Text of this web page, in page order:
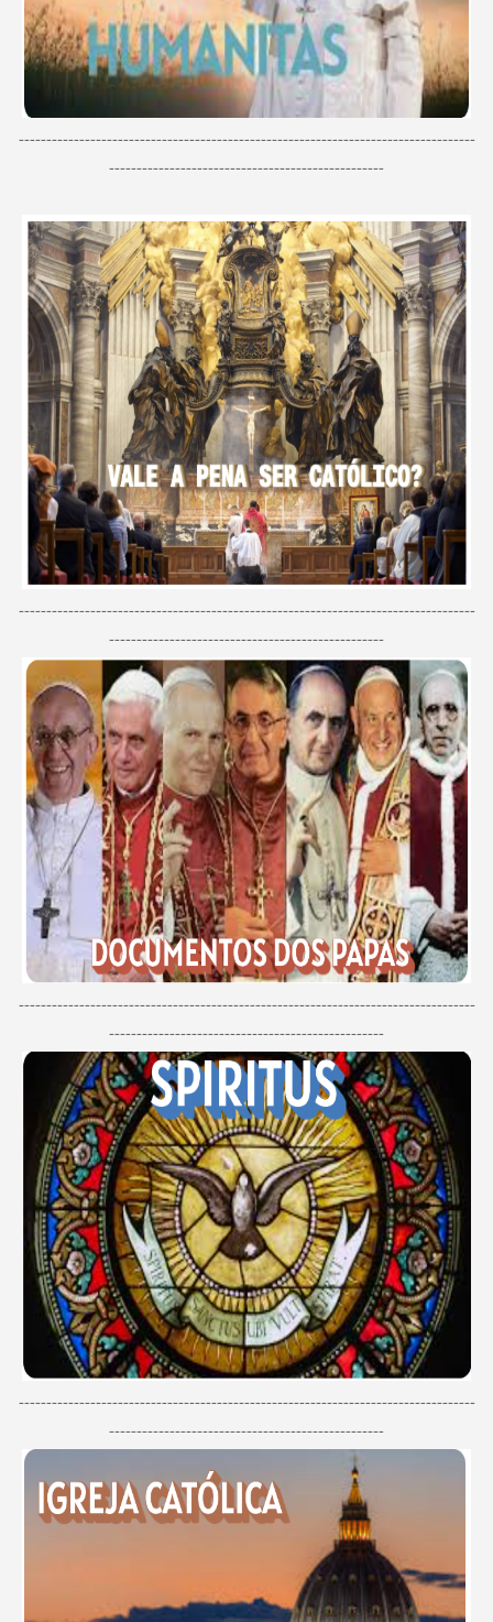
-----------------------------------------------------------------------------------
--------------------------------------------------
-----------------------------------------------------------------------------------
--------------------------------------------------
-----------------------------------------------------------------------------------
--------------------------------------------------
-----------------------------------------------------------------------------------
--------------------------------------------------